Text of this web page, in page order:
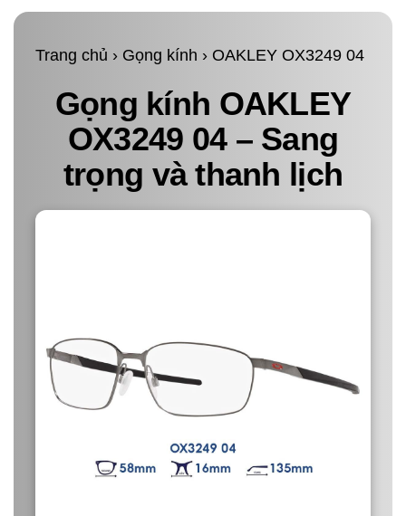
Trang chủ › Gọng kính › OAKLEY OX3249 04
Gọng kính OAKLEY
OX3249 04 – Sang
trọng và thanh lịch